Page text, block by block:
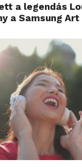
a legendás
a Samsung